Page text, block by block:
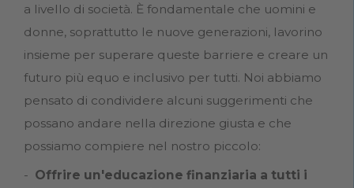
a livello di società. È fondamentale che uomini e
donne, soprattutto le nuove generazioni, lavorino
insieme per superare queste barriere e creare un
futuro più equo e inclusivo per tutti. Noi abbiamo
pensato di condividere alcuni suggerimenti che
possano andare nella direzione giusta e che
possiamo compiere nel nostro piccolo:
Offrire un'educazione finanziaria a tutti i